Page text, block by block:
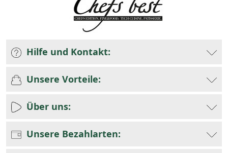
Hilfe und Kontakt:
Unsere Vorteile:
Über uns:
Unsere Bezahlarten: